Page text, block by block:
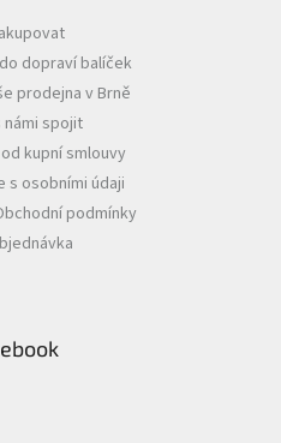
dopraví balíček
prodejna v Brně
námi spojit
kupní smlouvy
s osobními údaji
podmínky